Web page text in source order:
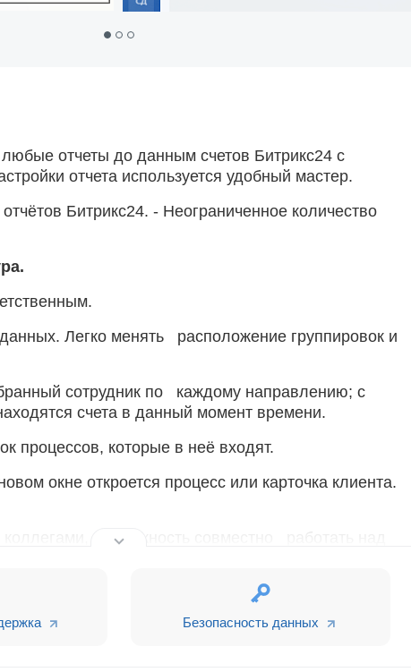
отчеты до данным счетов Битрикс24 с
отчета используется удобный мастер.
Битрикс24. - Неограниченное количество
Легко менять расположение группировок и
сотрудник по каждому направлению; с
счета в данный момент времени.
процессов, которые в неё входят.
окне откроется процесс или карточка клиента.
возможность совместно работать над
совместимый с MS Excel, включая
Безопасность данных